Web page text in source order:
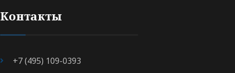
Контакты
+7 (495) 109-0393